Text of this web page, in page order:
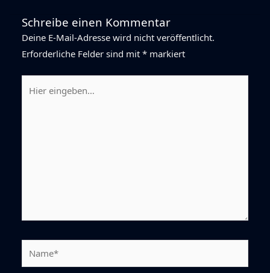
Schreibe einen Kommentar
Deine E-Mail-Adresse wird nicht veröffentlicht.
Erforderliche Felder sind mit * markiert
eingeben…